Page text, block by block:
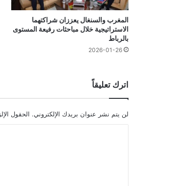
المغرب والسنغال يعززان شراكتهما
الاستراتيجية خلال مباحثات رفيعة المستوى
بالرباط
2026-01-26
اترك تعليقاً
لن يتم نشر عنوان بريدك الإلكتروني. الحقول